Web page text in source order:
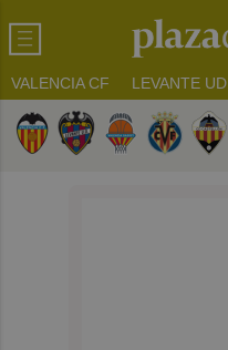
VALENCIA CF LEVANTE UD